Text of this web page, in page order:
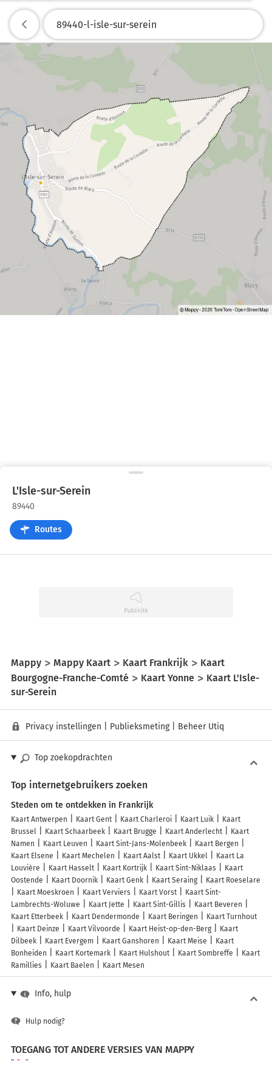
L'Isle-sur-Serein
89440
Routes
Mappy Mappy Kaart Kaart Frankrijk
Kaart
Bourgogne-Franche-Comté
Kaart Yonne
Kaart L'Isle-
sur-Serein
Privacy instellingen Publieksmeting| Beheer Utiq
Top zoekopdrachten
Top internetgebruikers zoeken
Steden om te ontdekken in Frankrijk
Kaart Antwerpen Kaart Gent Kaart Charleroi Kaart Luik
Kaart
Brussel
Kaart Schaarbeek Kaart Brugge Kaart Anderlecht
Kaart
Namen
Kaart Leuven Kaart Sint-Jans-Molenbeek
Kaart Bergen
Kaart Elsene
Kaart Mechelen Kaart Aalst Kaart Ukkel
Kaart La
Louvière
Kaart Hasselt Kaart Kortrijk Kaart Sint-Niklaas
Kaart
Oostende
Kaart Doornik Kaart Genk Kaart Seraing
Kaart Roeselare
Kaart Moeskroen
Kaart Verviers Kaart Vorst
Kaart Sint-
Lambrechts-Woluwe
Kaart Jette Kaart Sint-Gillis
Kaart Beveren
Kaart Etterbeek
Kaart Dendermonde Kaart Beringen
Kaart Turnhout
Kaart Deinze
Kaart Vilvoorde Kaart Heist-op-den-Berg
Kaart
Dilbeek
Kaart Evergem Kaart Ganshoren Kaart Meise
Kaart
Bonheiden
Kaart Kortemark Kaart Hulshout Kaart Sombreffe
Kaart
Ramillies
Kaart Baelen Kaart Mesen
Info, hulp
Hulp nodig?
TOEGANG TOT ANDERE VERSIES VAN MAPPY
France